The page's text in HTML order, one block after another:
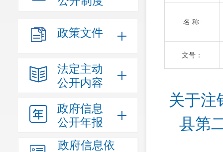
政策文件
法定主动
公开内容
政府信息
公开年报
政府信息依
名 称:
文号：
关于注
县第